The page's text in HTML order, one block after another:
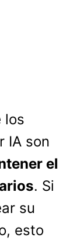
los
IA son
el
. Si
su
esto